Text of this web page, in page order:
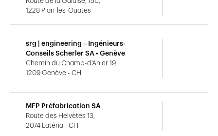
1228 Plan-les-Ouates
srg | engineering – Ingénieurs-
Conseils Scherler SA • Genève
Chemin du Champ-d'Anier 19,
1209 Genève - CH
MFP Préfabrication SA
Route des Helvètes 13,
2074 Laténa - CH